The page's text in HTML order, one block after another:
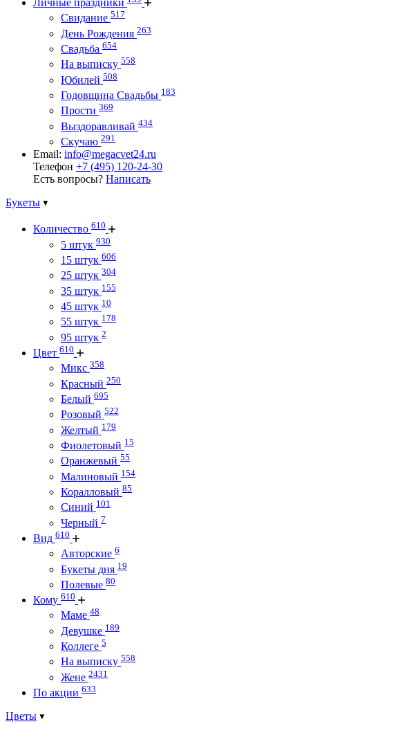
Личные праздники
Свидание 517
День Рождения 263
Свадьба 654
На выписку 558
Юбилей 508
Годовщина Свадьбы 183
Прости 369
Выздоравливай 434
Скучаю 291
Email: info@megacvet24.ru
Телефон +7 (495) 120-24-30
Есть вопросы? Написать
Букеты
Количество 610
5 штук 930
15 штук 606
25 штук 304
35 штук 155
45 штук 10
55 штук 178
95 штук 2
Цвет 610
Микс 358
Красный 250
Белый 695
Розовый 522
Желтый 179
Фиолетовый 15
Оранжевый 55
Малиновый 154
Коралловый 85
Синий 101
Черный 7
Вид 610
Авторские 6
Букеты дня 19
Полевые 80
Кому 610
Маме 48
Девушке 189
Коллеге 5
На выписку 558
Жене 2431
По акции 633
Цветы